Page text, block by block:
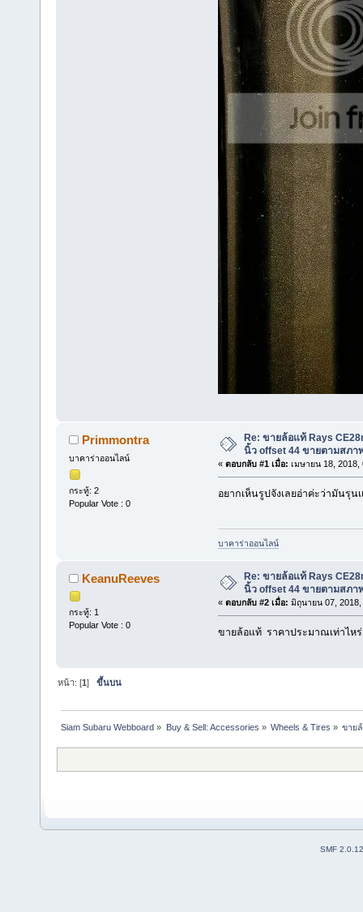
Primmontra
บาคาร่าออนไลน์
กระทู้: 2
Popular Vote : 0
Re: ขายล้อแท้ Rays
นิ้ว offset 44 ขายตามสภา
« ตอบกลับ #1 เมื่อ: เมษายน 18, 2018,
อยากเห็นรูปจังเลยอ่าค่ะว่ามันรุนเ
บาคาร่าออนไลน์
KeanuReeves
กระทู้: 1
Popular Vote : 0
Re: ขายล้อแท้ Rays
นิ้ว offset 44 ขายตามสภา
« ตอบกลับ #2 เมื่อ: มิถุนายน 07, 2018,
ขายล้อแท้ ราคาประมาณเท่าไหร่
หน้า: [1]ขึ้นบน
Siam Subaru Webboard » Buy & Sell: Accessories » Wheels & Tires » ขาย
SMF 2.0.12